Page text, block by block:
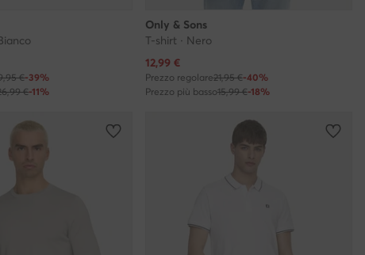
€-39%
€-11%
Only & Sons
T-shirt · Nero
Prezzo attuale
12,99 €
Prezzo regolare21,95 €-40%
Prezzo più basso15,99 €-18%